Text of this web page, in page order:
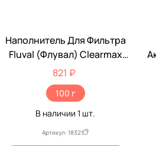
Наполнитель Для Фильтра
Fluval (Флувал) Clearmax
Для Удаления Фосфатов
Hagen (Хаген) А-1348
821 ₽
100 г
В наличии1 шт.
Артикул: 18321